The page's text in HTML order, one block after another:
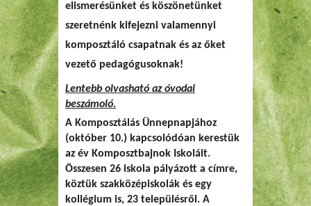
elismerésünket és köszönetünket
szeretnénk kifejezni valamennyi
komposztáló csapatnak és az őket
vezető pedagógusoknak!
Lentebb olvasható az óvodai
beszámoló.
A Komposztálás Ünnepnapjához
(október 10.) kapcsolódóan kerestük
az év Komposztbajnok Iskoláit.
Összesen 26 iskola pályázott a címre,
köztük szakközépiskolák és egy
kollégium is, 23 településről. A